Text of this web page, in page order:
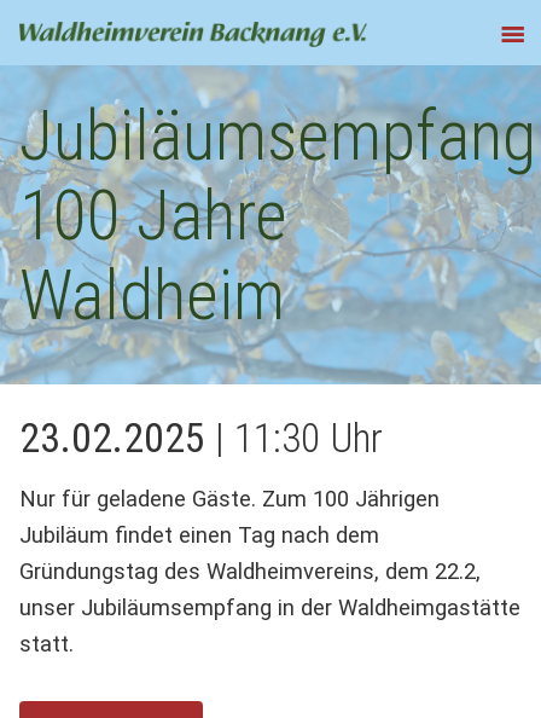
Jubiläumsempfang
100 Jahre
Waldheim
23.02.2025 | 11:30 Uhr
Nur für geladene Gäste. Zum 100 Jährigen
Jubiläum findet einen Tag nach dem
Gründungstag des Waldheimvereins, dem 22.2,
unser Jubiläumsempfang in der Waldheimgastätte
statt.